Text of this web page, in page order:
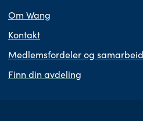
Om Wang
Kontakt
Medlemsfordeler og samarbeid
Finn din avdeling